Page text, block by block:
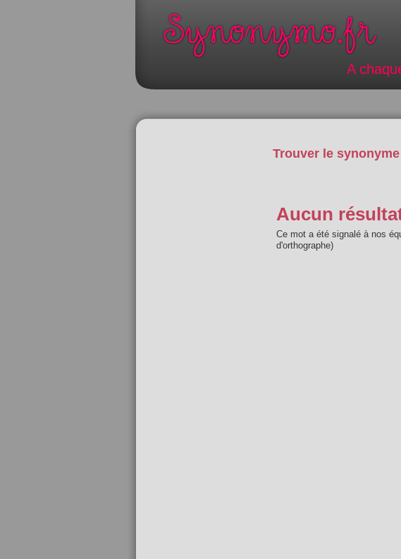
A
Trouver le
Aucun
Ce mot a été signalé à nos
d'orthographe)